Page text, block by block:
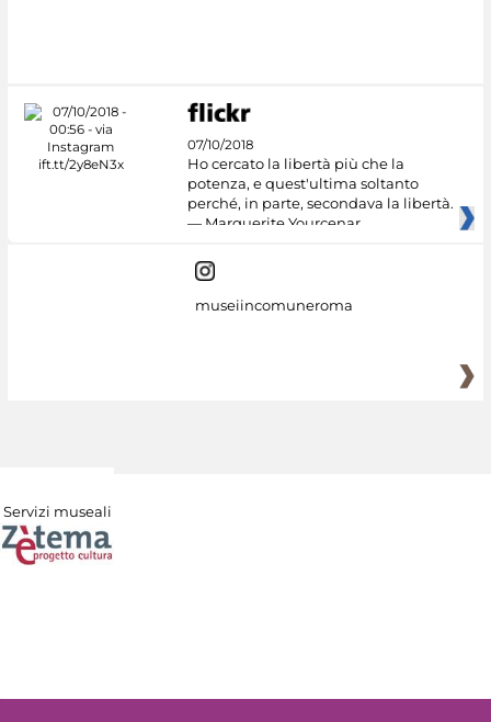
07/10/2018
Ho cercato la libertà più che la
potenza, e quest'ultima soltanto
perché, in parte, secondava la libertà.
— Marguerite Yourcenar
museiincomuneroma
Servizi museali